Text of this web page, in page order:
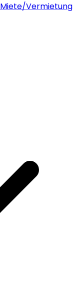
Miete/Vermietung